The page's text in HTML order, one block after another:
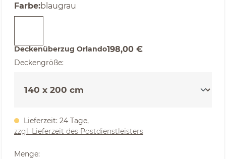
Farbeauswählen
:blaugrau
Deckenüberzug Orlando198,00 €
Deckengrößeauswählen
:
Lieferzeit: 24 Tage,
zzgl. Lieferzeit des Postdienstleisters
Menge: